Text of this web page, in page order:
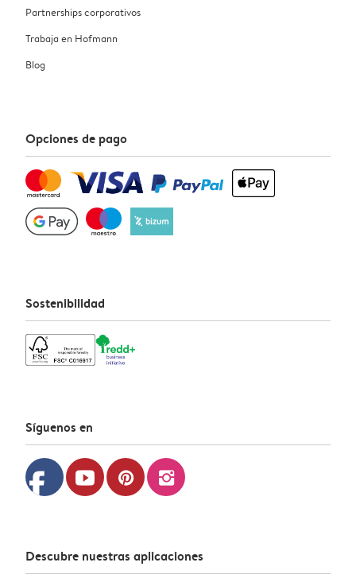
Partnerships corporativos
Trabaja en Hofmann
Blog
Opciones de pago
Sostenibilidad
Síguenos en
facebook youtube pinterest instagram
Descubre nuestras aplicaciones